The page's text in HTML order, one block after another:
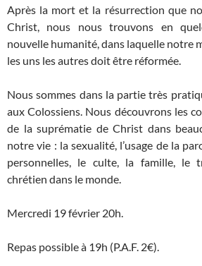
Après la mort et la résurrection que
Christ, nous nous trouvons en
nouvelle humanité, dans laquelle notre
les uns les autres doit être réformée.
Nous sommes dans la partie très
aux Colossiens. Nous découvrons les
de la suprématie de Christ dans
notre vie : la sexualité, l’usage de la
personnelles, le culte, la famille, le
chrétien dans le monde.
Mercredi 19 février 20h.
Repas possible à 19h (P.A.F. 2€).